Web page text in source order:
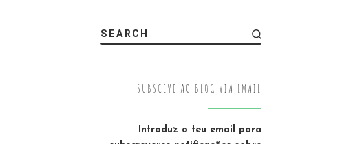
SEARCH
SUBSCEVE AO BLOG VIA EMAIL
Introduz o teu email para